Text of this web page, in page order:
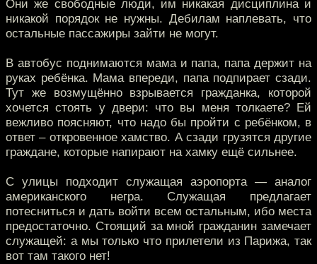
Они же свободные люди, им никакая дисциплина и
никакой порядок не нужны. Дебилам наплевать, что
остальные пассажиры зайти не могут.
В автобус поднимаются мама и папа, папа держит на
руках ребёнка. Мама впереди, папа подпирает сзади.
Тут же возмущённо взрывается гражданка, которой
хочется стоять у двери: что вы меня толкаете? Ей
вежливо поясняют, что надо бы пройти с ребёнком, в
ответ – откровенное хамство. А сзади грузятся другие
граждане, которые напирают на хамку ещё сильнее.
С улицы подходит служащая аэропорта — аналог
американского негра. Служащая предлагает
потесниться и дать войти всем остальным, ибо места
предостаточно. Стоящий за мной гражданин замечает
служащей: а мы только что прилетели из Парижа, так
вот там такого нет!